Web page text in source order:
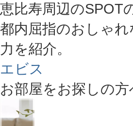
恵比寿周辺のSPOT
都内屈指のおしゃ
力を紹介。
エビス
お部屋をお探しの方